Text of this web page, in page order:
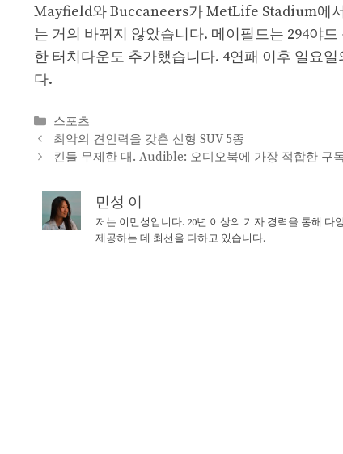
Mayfield와 Buccaneers가 MetLife Stadium에
는 거의 바뀌지 않았습니다. 메이필드는 294야
한 터치다운도 추가했습니다. 4연패 이후 일요
다.
Categories
스포츠
최악의 견인력을 갖춘 신형 SUV 5종
킨들 무제한 대. Audible: 오디오북에 가장 적합한 구
민성 이
저는 이민성입니다. 20년 이상의 기자 경력을 통해
제공하는 데 최선을 다하고 있습니다.